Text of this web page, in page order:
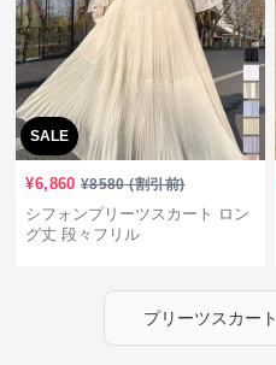
SALE
¥6,860 ¥8580(割引前)
シフォンプリーツスカート ロン
グ丈 段々フリル
プリーツスカート